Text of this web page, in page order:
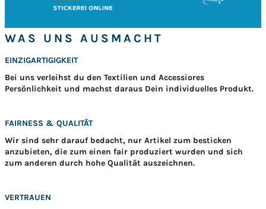
WAS UNS AUSMACHT
EINZIGARTIGIGKEIT
Bei uns verleihst du den Textilien und Accessiores
Persönlichkeit und machst daraus Dein individuelles Produkt.
FAIRNESS & QUALITÄT
Wir sind sehr darauf bedacht, nur Artikel zum besticken
anzubieten, die zum einen fair produziert wurden und sich
zum anderen durch hohe Qualität auszeichnen.
VERTRAUEN